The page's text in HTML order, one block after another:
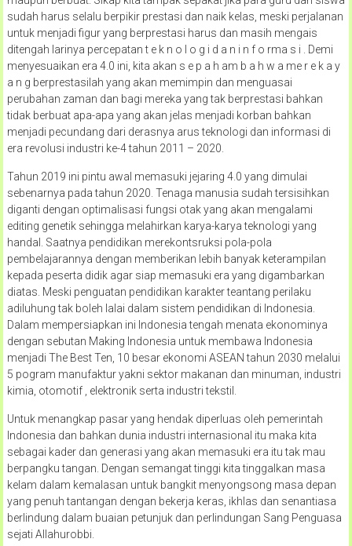
sudah harus selalu berpikir prestasi dan naik kelas, meski perjalanan
untuk menjadi figur yang berprestasi harus dan masih mengais
ditengah larinya percepatan t e k n o l o g i d a n i n f o rma s i . Demi
menyesuaikan era 4.0 ini, kita akan s e p a h am b a h w a me r e k a y
a n g berprestasilah yang akan memimpin dan menguasai
perubahan zaman dan bagi mereka yang tak berprestasi bahkan
tidak berbuat apa-apa yang akan jelas menjadi korban bahkan
menjadi pecundang dari derasnya arus teknologi dan informasi di
era revolusi industri ke-4 tahun 2011 – 2020.
Tahun 2019 ini pintu awal memasuki jejaring 4.0 yang dimulai
sebenarnya pada tahun 2020. Tenaga manusia sudah tersisihkan
diganti dengan optimalisasi fungsi otak yang akan mengalami
editing genetik sehingga melahirkan karya-karya teknologi yang
handal. Saatnya pendidikan merekontsruksi pola-pola
pembelajarannya dengan memberikan lebih banyak keterampilan
kepada peserta didik agar siap memasuki era yang digambarkan
diatas. Meski penguatan pendidikan karakter teantang perilaku
adiluhung tak boleh lalai dalam sistem pendidikan di Indonesia.
Dalam mempersiapkan ini Indonesia tengah menata ekonominya
dengan sebutan Making Indonesia untuk membawa Indonesia
menjadi The Best Ten, 10 besar ekonomi ASEAN tahun 2030 melalui
5 pogram manufaktur yakni sektor makanan dan minuman, industri
kimia, otomotif , elektronik serta industri tekstil.
Untuk menangkap pasar yang hendak diperluas oleh pemerintah
Indonesia dan bahkan dunia industri internasional itu maka kita
sebagai kader dan generasi yang akan memasuki era itu tak mau
berpangku tangan. Dengan semangat tinggi kita tinggalkan masa
kelam dalam kemalasan untuk bangkit menyongsong masa depan
yang penuh tantangan dengan bekerja keras, ikhlas dan senantiasa
berlindung dalam buaian petunjuk dan perlindungan Sang Penguasa
sejati Allahurobbi.